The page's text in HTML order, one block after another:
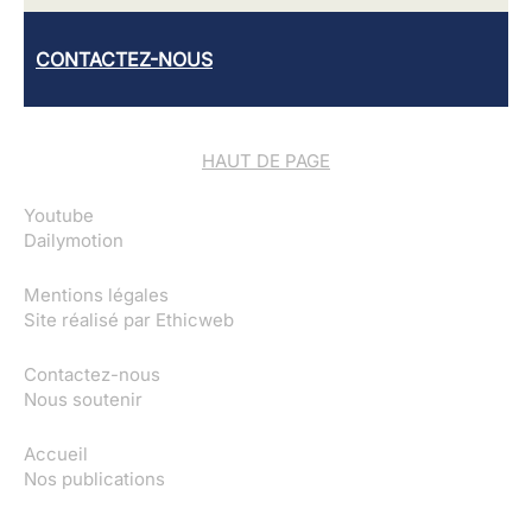
CONTACTEZ-NOUS
HAUT DE PAGE
Youtube
Dailymotion
Mentions légales
Site réalisé par Ethicweb
Contactez-nous
Nous soutenir
Accueil
Nos publications